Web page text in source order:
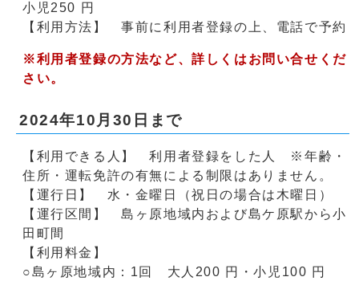
小児250 円
【利用方法】 事前に利用者登録の上、電話で予約
※利用者登録の方法など、詳しくはお問い合せくだ
さい。
2024年10月30日まで
【利用できる人】 利用者登録をした人 ※年齢・
住所・運転免許の有無による制限はありません。
【運行日】 水・金曜日（祝日の場合は木曜日）
【運行区間】 島ヶ原地域内および島ケ原駅から小
田町間
【利用料金】
○島ヶ原地域内：1回 大人200 円・小児100 円